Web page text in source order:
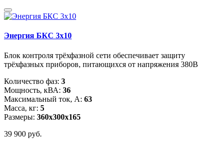
Энергия БКС 3x10
Блок контроля трёхфазной сети обеспечивает защиту
трёхфазных приборов, питающихся от напряжения 380В
Количество фаз: 3
Мощность, кВА: 36
Максимальный ток, А: 63
Масса, кг: 5
Размеры: 360х300х165
39 900 руб.